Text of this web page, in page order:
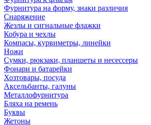
Фурнитура на форму, знаки различия
Снаряжение
Жезлы и сигнальные флажки
Кобура и чехлы
Компасы, курвиметры, линейки
Ножи
Сумки, рюкзаки, планшеты и несессеры
Фонари и батарейки
Хозтовары, посуда
Аксельбанты, галуны
Металлофурнитура
Бляха на ремень
Буквы
Жетоны